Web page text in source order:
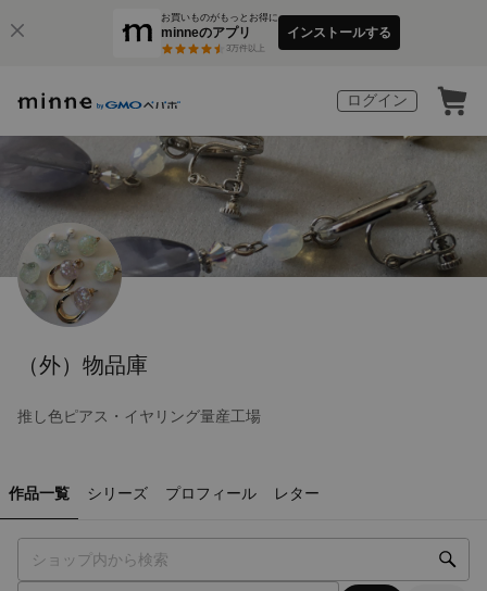
お買いものがもっとお得に
minneのアプリ
3万件以上
インストールする
ログイン
（外）物品庫
推し色ピアス・イヤリング量産工場
作品一覧 シリーズ プロフィール レター